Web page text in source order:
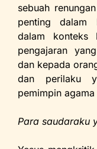
sebuah
penting dalam
dalam konteks
pengajaran
dan kepada
dan perilaku
pemimpin
Para saudaraku